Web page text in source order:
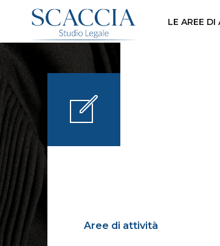
LE AREE
Aree di attività